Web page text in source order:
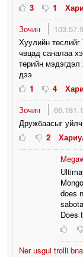
3
1
Зочин
Хуулийн
чвцад саналаа
төрийн
дээ
1
4
Зочин
Дружбаасыг
2
does
Does
Ner usgui trolli